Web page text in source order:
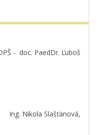
- doc. PaedDr. Ľuboš
Nikola Slašťanová,